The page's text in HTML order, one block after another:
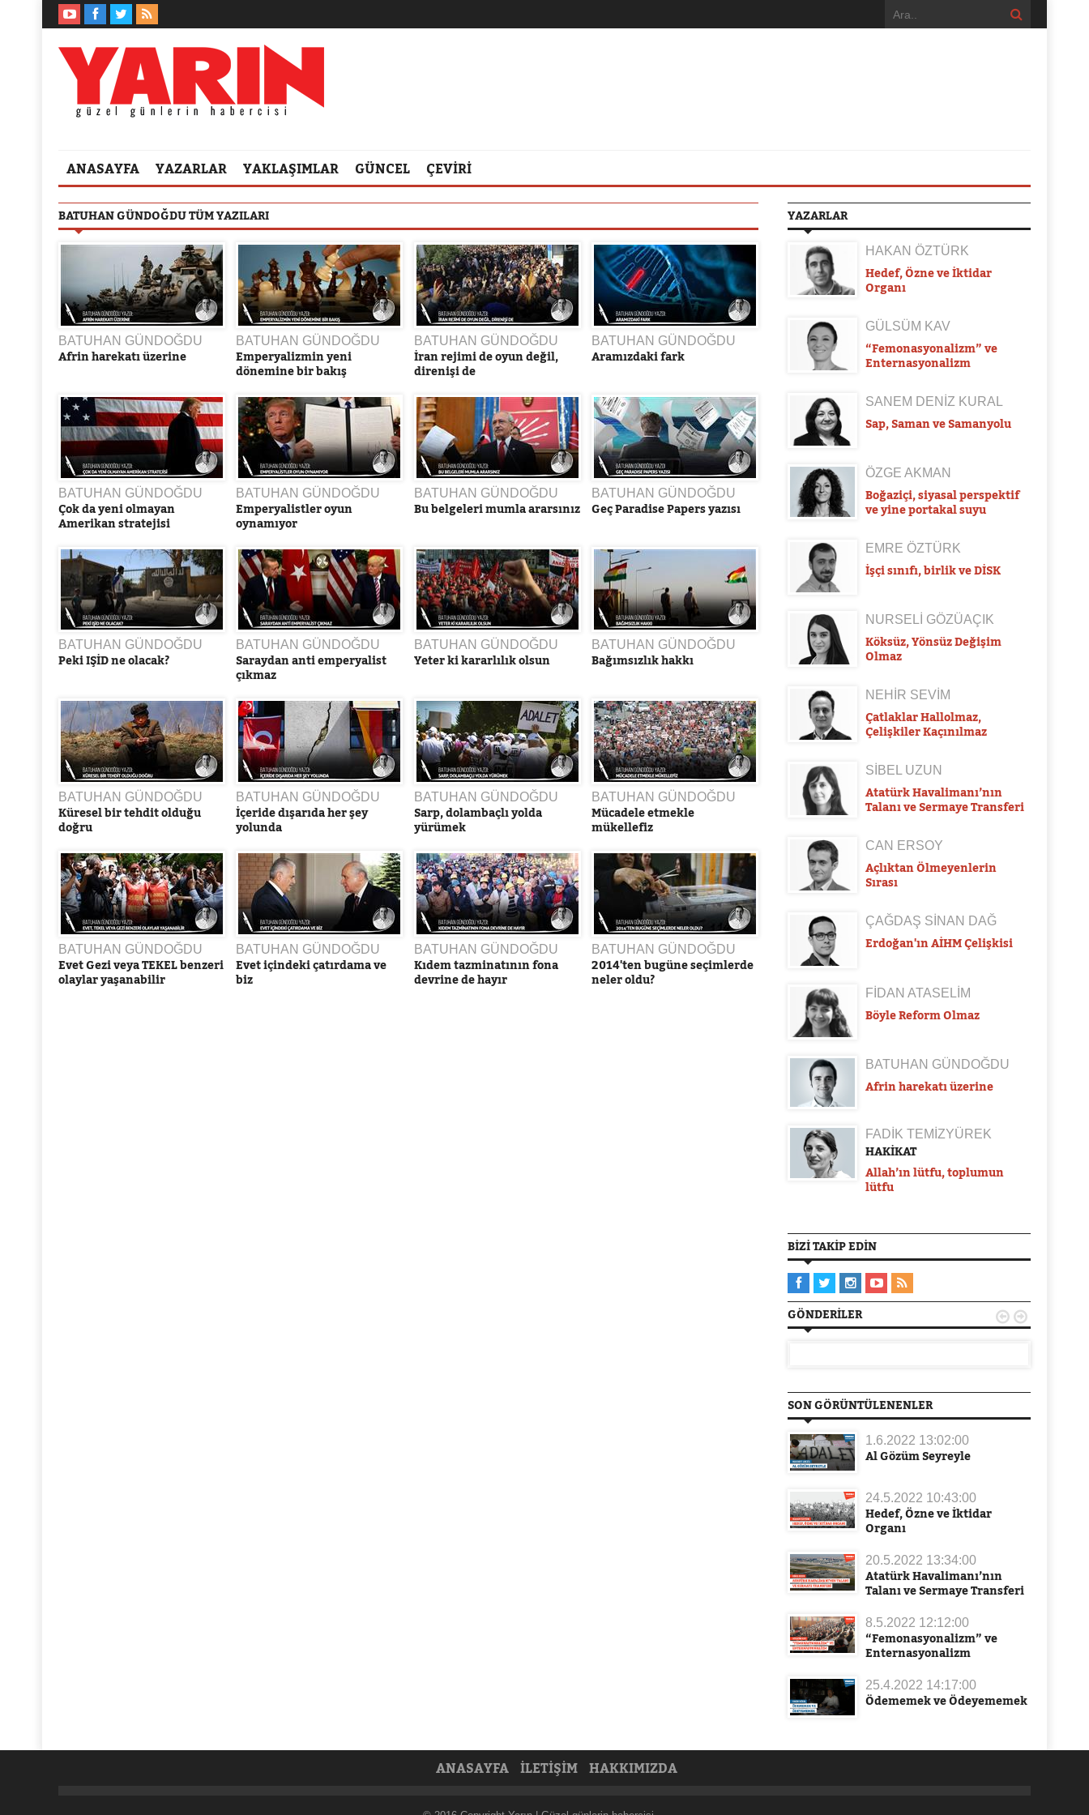
ANASAYFA YAZARLAR YAKLAŞIMLAR GÜNCEL ÇEVİRİ
BATUHAN GÜNDOĞDU TÜM YAZILARI
BATUHAN GÜNDOĞDU
Afrin harekatı üzerine
BATUHAN GÜNDOĞDU
Emperyalizmin yeni
dönemine bir bakış
BATUHAN GÜNDOĞDU
İran rejimi de oyun değil,
direnişi de
BATUHAN GÜNDOĞDU
Aramızdaki fark
BATUHAN GÜNDOĞDU
Çok da yeni olmayan
Amerikan stratejisi
BATUHAN GÜNDOĞDU
Emperyalistler oyun
oynamıyor
BATUHAN GÜNDOĞDU
Bu belgeleri mumla ararsınız
BATUHAN GÜNDOĞDU
Geç Paradise Papers yazısı
BATUHAN GÜNDOĞDU
Peki IŞİD ne olacak?
BATUHAN GÜNDOĞDU
Saraydan anti emperyalist
çıkmaz
BATUHAN GÜNDOĞDU
Yeter ki kararlılık olsun
BATUHAN GÜNDOĞDU
Bağımsızlık hakkı
BATUHAN GÜNDOĞDU
Küresel bir tehdit olduğu
doğru
BATUHAN GÜNDOĞDU
İçeride dışarıda her şey
yolunda
BATUHAN GÜNDOĞDU
Sarp, dolambaçlı yolda
yürümek
BATUHAN GÜNDOĞDU
Mücadele etmekle
mükellefiz
BATUHAN GÜNDOĞDU
Evet Gezi veya TEKEL benzeri
olaylar yaşanabilir
BATUHAN GÜNDOĞDU
Evet içindeki çatırdama ve
biz
BATUHAN GÜNDOĞDU
Kıdem tazminatının fona
devrine de hayır
BATUHAN GÜNDOĞDU
2014'ten bugüne seçimlerde
neler oldu?
YAZARLAR
HAKAN ÖZTÜRK
Hedef, Özne ve İktidar
Organı
GÜLSÜM KAV
“Femonasyonalizm” ve
Enternasyonalizm
SANEM DENİZ KURAL
Sap, Saman ve Samanyolu
ÖZGE AKMAN
Boğaziçi, siyasal perspektif
ve yine portakal suyu
EMRE ÖZTÜRK
İşçi sınıfı, birlik ve DİSK
NURSELİ GÖZÜAÇIK
Köksüz, Yönsüz Değişim
Olmaz
NEHİR SEVİM
Çatlaklar Hallolmaz,
Çelişkiler Kaçınılmaz
SİBEL UZUN
Atatürk Havalimanı’nın
Talanı ve Sermaye Transferi
CAN ERSOY
Açlıktan Ölmeyenlerin
Sırası
ÇAĞDAŞ SİNAN DAĞ
Erdoğan'ın AİHM Çelişkisi
FİDAN ATASELİM
Böyle Reform Olmaz
BATUHAN GÜNDOĞDU
Afrin harekatı üzerine
FADİK TEMİZYÜREK
HAKİKAT
Allah’ın lütfu, toplumun
lütfu
BIZI TAKIP EDIN
GÖNDERILER  
SON GÖRÜNTÜLENENLER
1.6.2022 13:02:00
Al Gözüm Seyreyle
24.5.2022 10:43:00
Hedef, Özne ve İktidar
Organı
20.5.2022 13:34:00
Atatürk Havalimanı’nın
Talanı ve Sermaye Transferi
8.5.2022 12:12:00
“Femonasyonalizm” ve
Enternasyonalizm
25.4.2022 14:17:00
Ödememek ve Ödeyememek
ANASAYFA İLETİŞİM HAKKIMIZDA